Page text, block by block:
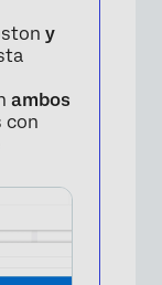
y
ambos
con